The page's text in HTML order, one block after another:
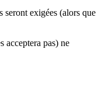
seront exigées (alors que
acceptera pas) ne